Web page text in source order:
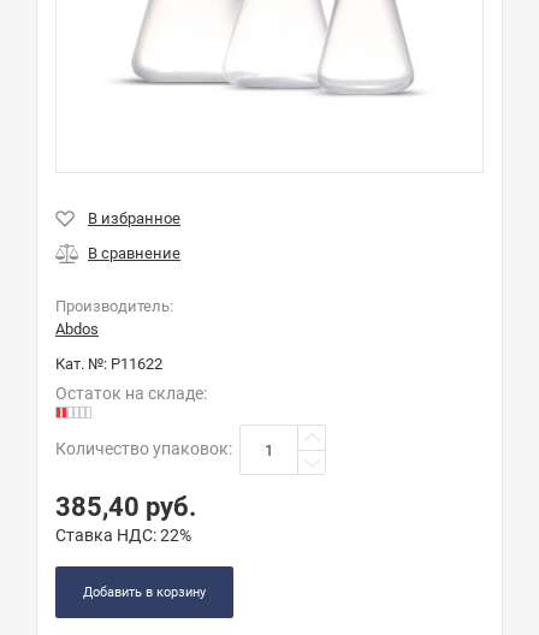
Производитель:
Abdos
Кат. №: P11622
Остаток на складе:
Количество упаковок:
385,40 руб.
Ставка НДС:22%
Добавить в корзину